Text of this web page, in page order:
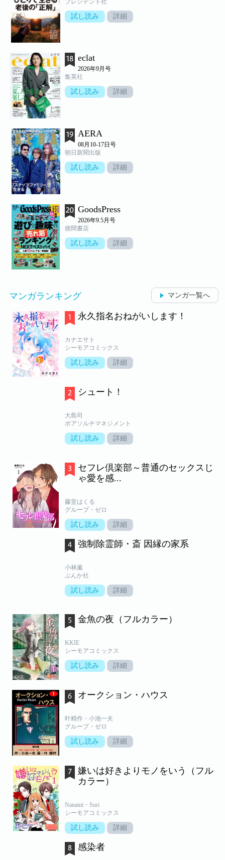
試し読み 詳細
eclat
2026年9月号
集英社
試し読み 詳細
AERA
08月10-17日号
朝日新聞出版
試し読み 詳細
GoodsPress
2026年9.5月号
徳間書店
試し読み 詳細
マンガランキング マンガ一覧へ
永久指名おねがいします！
カナエサト
シーモアコミックス
試し読み 詳細
シュート！
大島司
ボアソルチマネジメント
試し読み 詳細
セフレ倶楽部～普通のセックスじ
ゃ愛を感...
藤堂はくる
グループ・ゼロ
試し読み 詳細
強制除霊師・斎 因縁の家系
小林薫
ぶんか社
試し読み 詳細
金魚の夜（フルカラー）
KKIE
シーモアコミックス
試し読み 詳細
オークション・ハウス
叶精作・小池一夫
グループ・ゼロ
試し読み 詳細
嫌いは好きよりモノをいう（フル
カラー）
Nanami・Suri
シーモアコミックス
試し読み 詳細
感染者